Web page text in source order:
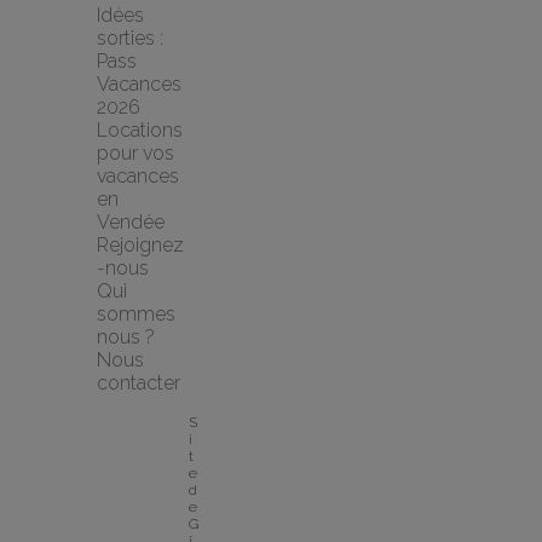
Idées
sorties :
Pass
Vacances
2026
Locations
pour vos
vacances
en
Vendée
Rejoignez
-nous
Qui
sommes
nous ?
Nous
contacter
S
i
t
e
d
e
G